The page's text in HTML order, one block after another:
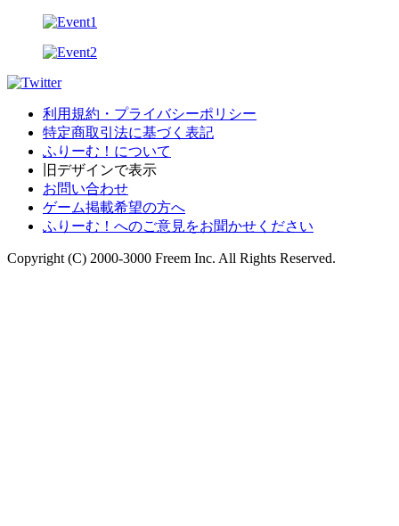
利用規約・プライバシーポリシー
特定商取引法に基づく表記
ふりーむ！について
旧デザインで表示
お問い合わせ
ゲーム掲載希望の方へ
ふりーむ！へのご意見をお聞かせください
Copyright (C) 2000-3000 Freem Inc. All Rights Reserved.